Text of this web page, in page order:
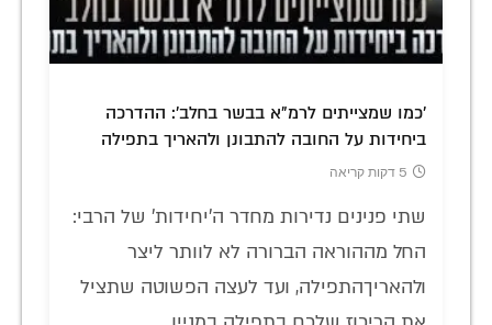
'כמו שמצייתים לרמ"א בבשר בחלב': ההדרכה
ביחידות על החובה להתבונן ולהאריך בתפילה
5 דקות קריאה
שתי פנינים נדירות מחדר ה'יחידות' של הרבי:
החל מההוראה הברורה לא לוותר ליצר
ולהאריךהתפילה, ועד לעצה הפשוטה שתציל